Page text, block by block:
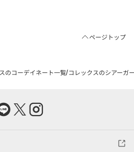
ページトップ
のコーデイネート一覧 コレックスのシアーガ